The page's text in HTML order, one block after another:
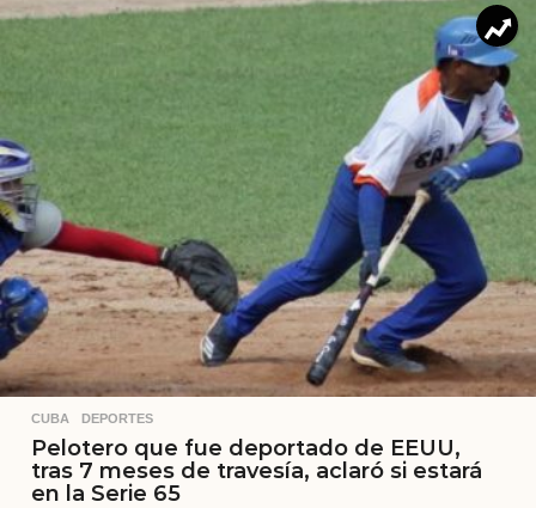
CUBA ,DEPORTES
Pelotero que fue deportado de EEUU,
tras 7 meses de travesía, aclaró si estará
en la Serie 65